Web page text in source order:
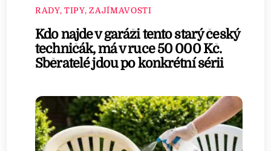
RADY, TIPY, ZAJÍMAVOSTI
Kdo najde v garáži tento starý český
techničák, má v ruce 50 000 Kč.
Sběratelé jdou po konkrétní sérii